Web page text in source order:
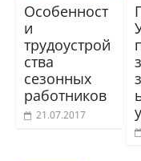
Особенност
и
трудоустрой
ства
сезонных
работников
21.07.2017